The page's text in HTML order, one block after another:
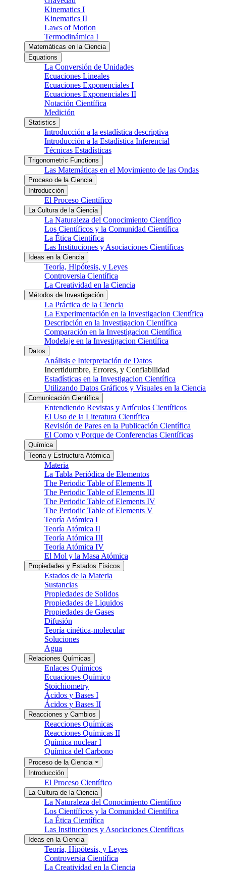
Kinematics I
Kinematics II
Laws of Motion
Termodinámica I
Matemáticas en la Ciencia
Equations
La Conversión de Unidades
Ecuaciones Lineales
Ecuaciones Exponenciales I
Ecuaciones Exponenciales II
Notación Científica
Medición
Statistics
Introducción a la estadística descriptiva
Introducción a la Estadística Inferencial
Técnicas Estadísticas
Trigonometric Functions
Las Matemáticas en el Movimiento de las Ondas
Proceso de la Ciencia
Introducción
El Proceso Científico
La Cultura de la Ciencia
La Naturaleza del Conocimiento Científico
Los Científicos y la Comunidad Científica
La Ética Científica
Las Instituciones y Asociaciones Científicas
Ideas en la Ciencia
Teoría, Hipótesis, y Leyes
Controversia Científica
La Creatividad en la Ciencia
Métodos de Investigación
La Práctica de la Ciencia
La Experimentación en la Investigacion Científica
Descripción en la Investigacion Científica
Comparación en la Investigacion Científica
Modelaje en la Investigacion Científica
Datos
Análisis e Interpretación de Datos
Incertidumbre, Errores, y Confiabilidad
Estadísticas en la Investigacion Científica
Utilizando Datos Gráficos y Visuales en la Ciencia
Comunicación Cientifica
Entendiendo Revistas y Artículos Científicos
El Uso de la Literatura Científica
Revisión de Pares en la Publicación Científica
El Como y Porque de Conferencias Científicas
Química
Teoria y Estructura Atómica
Materia
La Tabla Periódica de Elementos
The Periodic Table of Elements II
The Periodic Table of Elements III
The Periodic Table of Elements IV
The Periodic Table of Elements V
Teoría Atómica I
Teoría Atómica II
Teoría Atómica III
Teoría Atómica IV
El Mol y la Masa Atómica
Propiedades y Estados Físicos
Estados de la Materia
Sustancias
Propiedades de Solidos
Propiedades de Liquidos
Propiedades de Gases
Difusión
Teoría cinética-molecular
Soluciones
Agua
Relaciones Químicas
Enlaces Químicos
Ecuaciones Químico
Stoichiometry
Ácidos y Bases I
Ácidos y Bases II
Reacciones y Cambios
Reacciones Químicas
Reacciones Químicas II
Química nuclear I
Química del Carbono
Proceso de la Ciencia
Introducción
El Proceso Científico
La Cultura de la Ciencia
La Naturaleza del Conocimiento Científico
Los Científicos y la Comunidad Científica
La Ética Científica
Las Instituciones y Asociaciones Científicas
Ideas en la Ciencia
Teoría, Hipótesis, y Leyes
Controversia Científica
La Creatividad en la Ciencia